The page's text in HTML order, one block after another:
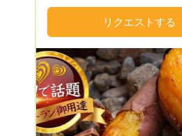
Ｖや雑誌など数々のメディア
た レストランや洋菓子店で長
続けています✨ さらには全国の桃好きなフ
ァンの皆様から 「スーパーの安い桃では
なく本物の美味しい桃が食べ
「生産量日本一の山梨の本場
てみたい！」 「レストランでしか味わえ
ない極上の桃を自宅で楽しみた
リクエストする